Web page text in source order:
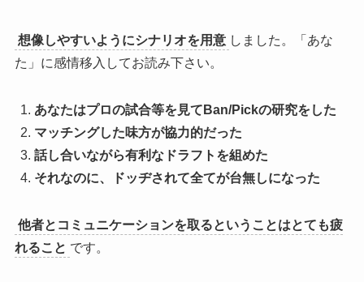
想像しやすいようにシナリオを用意 しました。「あな
た」に感情移入してお読み下さい。
あなたはプロの試合等を見てBan/Pickの研究をした
マッチングした味方が協力的だった
話し合いながら有利なドラフトを組めた
それなのに、ドッヂされて全てが台無しになった
他者とコミュニケーションを取るということはとても疲
れること です。